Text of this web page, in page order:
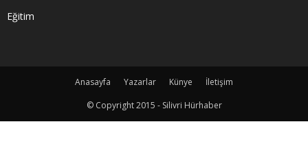
Eğitim
Anasayfa Yazarlar Künye
İletişim
© Copyright 2015 - Silivri Hürhaber